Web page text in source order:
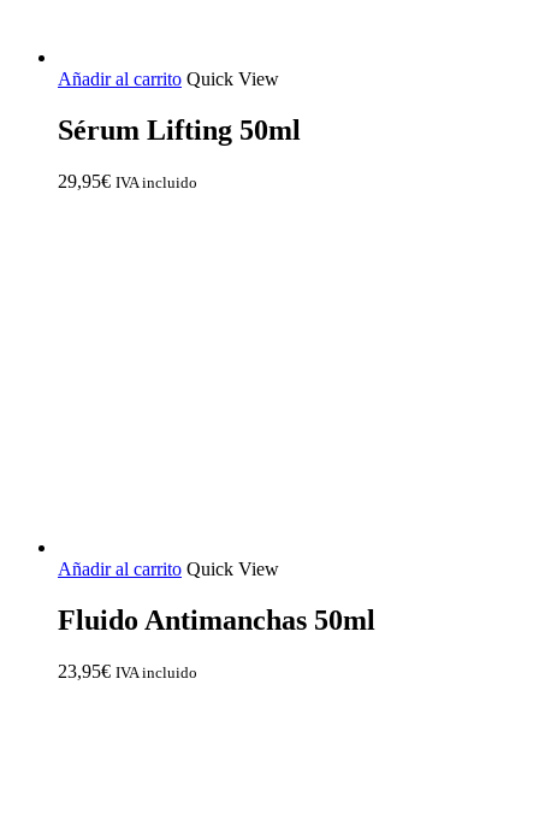
Añadir al carrito Quick View
Sérum Lifting 50ml
29,95€ IVA incluido
Añadir al carrito Quick View
Fluido Antimanchas 50ml
23,95€ IVA incluido